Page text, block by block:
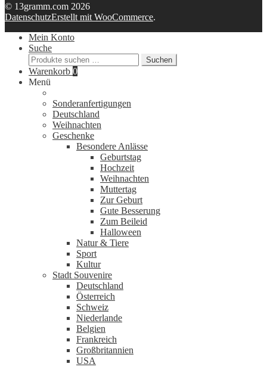
© 13gramm.com 2026
DatenschutzErstellt mit WooCommerce.
Mein Konto
Suche
Suchen
nach:
Suchen
Warenkorb 0
Menü
Sonderanfertigungen
Deutschland
Weihnachten
Geschenke
Besondere Anlässe
Geburtstag
Hochzeit
Weihnachten
Muttertag
Zur Geburt
Gute Besserung
Zum Beileid
Halloween
Natur & Tiere
Sport
Kultur
Stadt Souvenire
Deutschland
Österreich
Schweiz
Niederlande
Belgien
Frankreich
Großbritannien
USA